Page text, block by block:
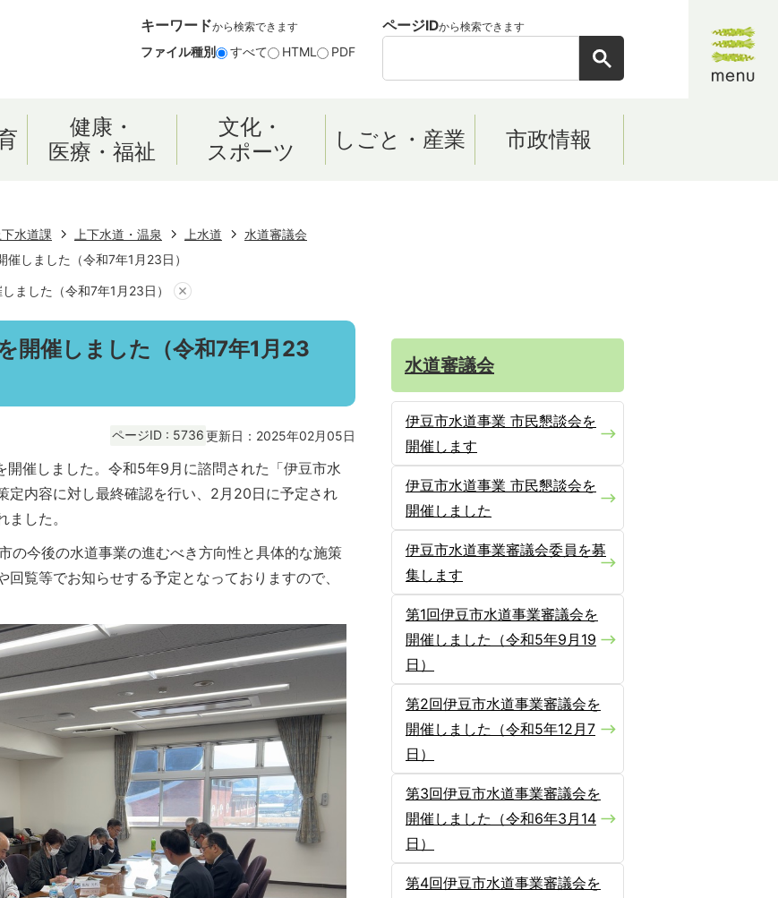
キーワードから検索できます
ファイル種別 すべて HTML PDF
ページIDから検索できます
健康・
医療・福祉
文化・
スポーツ
しごと・産業 市政情報
下水道課 上下水道・温泉 上水道
水道審議会
しました（令和7年1月23日）
ました（令和7年1月23日）
開催しました（令和7年1月23
ページID : 5736更新日：2025年02月05日
催しました。令和5年9月に諮問された「伊豆市水
定内容に対し最終確認を行い、2月20日に予定され
した。
の今後の水道事業の進むべき方向性と具体的な施策
覧等でお知らせする予定となっておりますので、
水道審議会
伊豆市水道事業 市民懇談会を
開催します
伊豆市水道事業 市民懇談会を
開催しました
伊豆市水道事業審議会委員を募
集します
第1回伊豆市水道事業審議会を
開催しました（令和5年9月19
日）
第2回伊豆市水道事業審議会を
開催しました（令和5年12月7
日）
第3回伊豆市水道事業審議会を
開催しました（令和6年3月14
日）
第4回伊豆市水道事業審議会を